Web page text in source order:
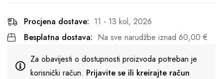
Procjena dostave: 11 - 13 kol, 2026
Besplatna dostava: Na sve narudžbe iznad 60,00 €
Za obavijesti o dostupnosti proizvoda potreban je
korisnički račun. Prijavite se ili kreirajte račun